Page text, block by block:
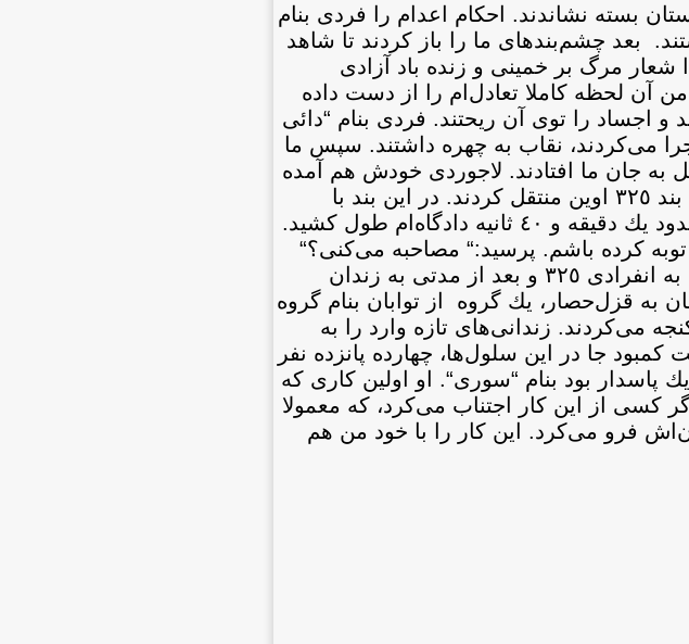
بسته نشاندند. احكام اعدام را فردی بنام
جوخه اعدام بستند. بعد چشم‌بندهای ما را باز كردند تا شاهد
مرگ بر خمينی و زنده باد آزادی
آن لحظه كاملا تعادل‌ام را از دست داده
اجساد را توی آن ريحتند. فردی بنام “دائی
می‌كردند، نقاب به چهره داشتند. سپس ما
كابل به جان ما افتادند. لاجوردی خودش هم آمده
بود. تا ساعت شش صبح روز بعد به بدن برهنه ما كابل می‌زدند. عصر آن روز ما را به بند ٣٢٥ اوين منتقل كردند. در اين بند با
زندانيانی مواجه شديم كه همه حكم اعدام داشتند. چند روز بعد مرا به دادگاه بردند. حدود يك دقيقه و ٤٠ ثانيه دادگاه‌ام طول كشيد.
كرده باشم. پرسيد:“ مصاحبه می‌كنی؟“
گفتم فكرهايم را نكرده‌ام. گفت: “حكم‌اش اعدام است، او را ببريد.“ از آن‌جا مستقيما به انفرادی ٣٢٥ و بعد از مدتی به زندان
به قزل‌حصار، يك گروه از توابان بنام گروه
می‌كردند. زندانی‌های تازه وارد را به
از اين سلول‌ها ٢٦ تا ٢٧ زندانی بود. به علت كمبود جا در اين سلول‌ها، چهارده پانزده نفر
بود بنام “سوری“. او اولين كاری كه
كسی از اين كار اجتناب می‌كرد، كه معمولا
فرو می‌كرد. اين كار را با خود من هم